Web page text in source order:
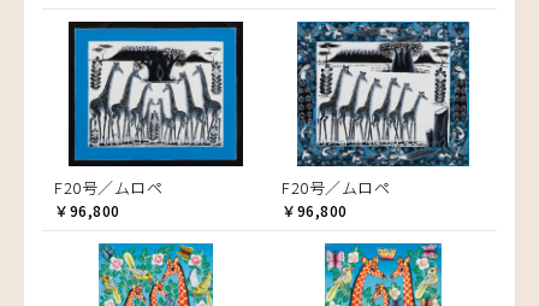
F20号／ムロペ
￥96,800
F20号／ムロペ
￥96,800